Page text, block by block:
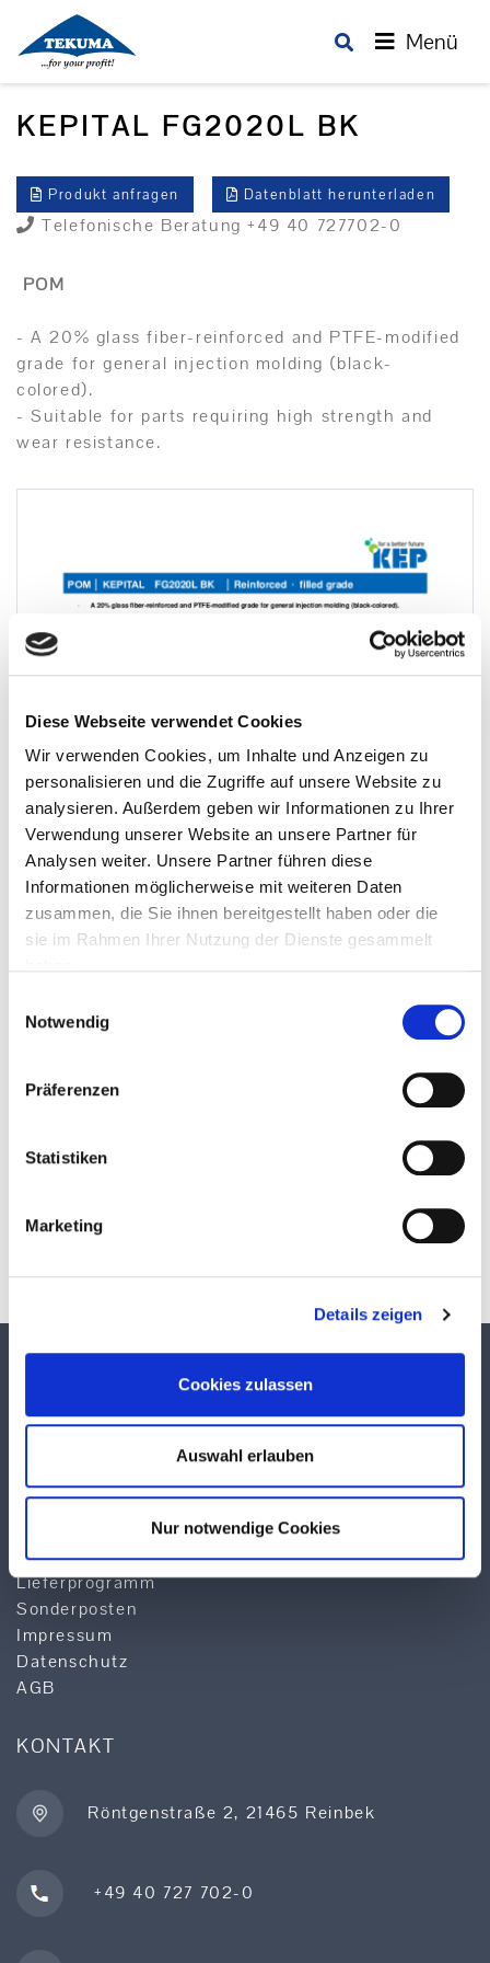
Diese Webseite verwendet Cookies
Wir verwenden Cookies, um Inhalte und Anzeigen zu
personalisieren und die Zugriffe auf unsere Website zu
analysieren. Außerdem geben wir Informationen zu Ihrer
Verwendung unserer Website an unsere Partner für
Analysen weiter. Unsere Partner führen diese
Informationen möglicherweise mit weiteren Daten
zusammen, die Sie ihnen bereitgestellt haben oder die
sie im Rahmen Ihrer Nutzung der Dienste gesammelt
Notwendig
Präferenzen
Statistiken
Marketing
Details zeigen
Cookies zulassen
Auswahl erlauben
Nur notwendige Cookies
Menü
KEPITAL FG2020L BK
Produkt anfragen Datenblatt herunterladen
Telefonische Beratung +49 40 727702-0
POM
- A 20% glass fiber-reinforced and PTFE-modified
grade for general injection molding (black-
colored).
- Suitable for parts requiring high strength and
wear resistance.
Über TEKUMA
Logistik
Qualität & Service
Produktsuche
Lieferprogramm
Sonderposten
Impressum
Datenschutz
AGB
KONTAKT
Röntgenstraße 2, 21465 Reinbek
+49 40 727 702-0